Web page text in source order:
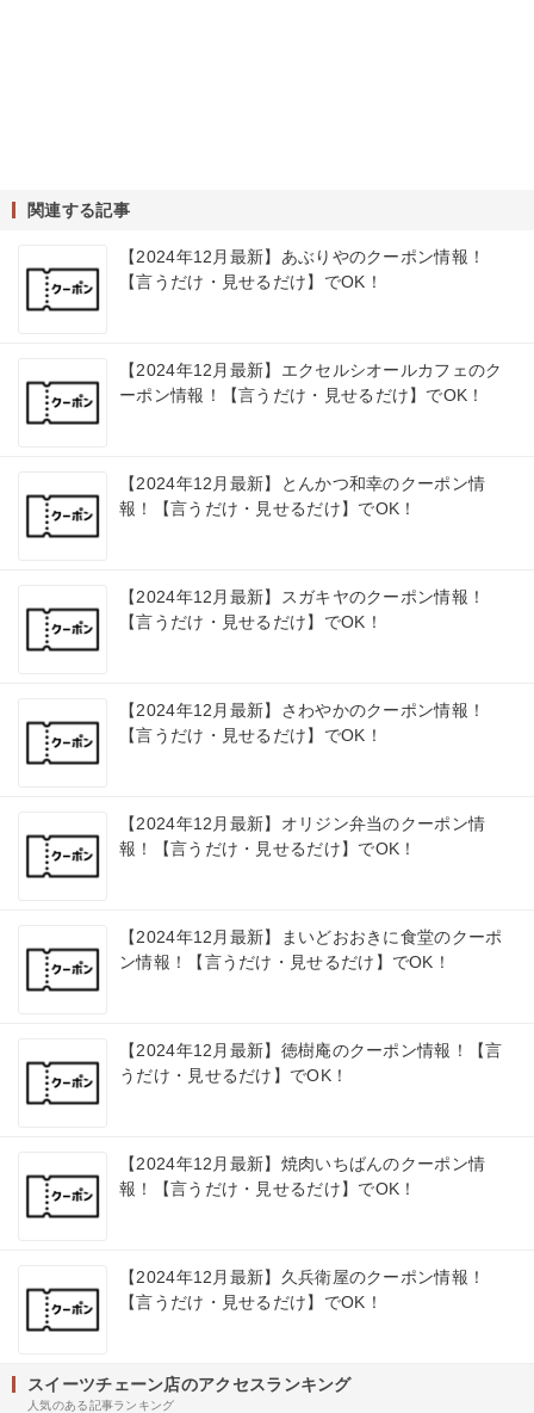
関連する記事
【2024年12月最新】あぶりやのクーポン情報！
【言うだけ・見せるだけ】でOK！
【2024年12月最新】エクセルシオールカフェのク
ーポン情報！【言うだけ・見せるだけ】でOK！
【2024年12月最新】とんかつ和幸のクーポン情
報！【言うだけ・見せるだけ】でOK！
【2024年12月最新】スガキヤのクーポン情報！
【言うだけ・見せるだけ】でOK！
【2024年12月最新】さわやかのクーポン情報！
【言うだけ・見せるだけ】でOK！
【2024年12月最新】オリジン弁当のクーポン情
報！【言うだけ・見せるだけ】でOK！
【2024年12月最新】まいどおおきに食堂のクーポ
ン情報！【言うだけ・見せるだけ】でOK！
【2024年12月最新】徳樹庵のクーポン情報！【言
うだけ・見せるだけ】でOK！
【2024年12月最新】焼肉いちばんのクーポン情
報！【言うだけ・見せるだけ】でOK！
【2024年12月最新】久兵衛屋のクーポン情報！
【言うだけ・見せるだけ】でOK！
スイーツチェーン店のアクセスランキング
人気のある記事ランキング